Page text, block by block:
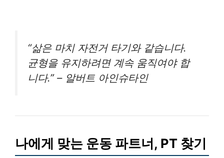
“삶은 마치 자전거 타기와 같습니다.
균형을 유지하려면 계속 움직여야 합
니다.” – 알버트 아인슈타인
나에게 맞는 운동 파트너, PT 찾기